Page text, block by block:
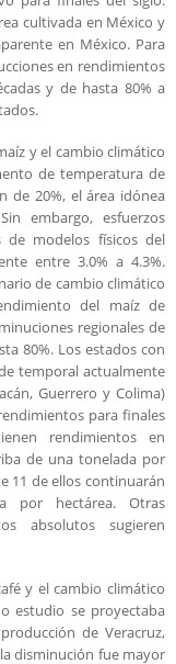
cultivada en México y
en México. Para
en rendimientos
y de hasta 80% a
y el cambio climático
de temperatura de
de 20%, el área idónea
embargo, esfuerzos
de modelos físicos del
entre 3.0% a 4.3%.
de cambio climático
del maíz de
regionales de
80%. Los estados con
temporal actualmente
Guerrero y Colima)
para finales
rendimientos en
de una tonelada por
11 de ellos continuarán
por hectárea. Otras
absolutos sugieren
y el cambio climático
estudio se proyectaba
de Veracruz,
disminución fue mayor